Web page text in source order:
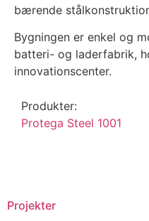
bærende
Bygningen er enkel og
batteri- og laderfabrik,
innovationscenter.
Produkter:
Protega Steel 1001
Projekter